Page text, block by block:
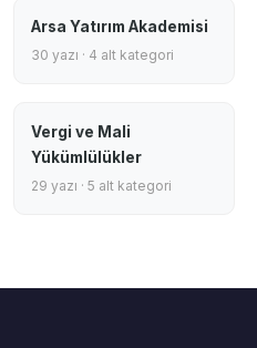
Arsa Yatırım Akademisi
30 yazı · 4 alt kategori
Vergi ve Mali
Yükümlülükler
29 yazı · 5 alt kategori